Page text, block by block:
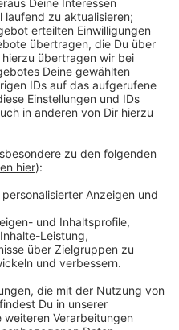
Mouhamed Dramé.
Realität fest, ohne sie
einen Blick, der
Die Szene ist
Holz des
Glasfenstern im
Ordnung, die
zu den Gefühlen
Foto ist ein
gesellschaftliche
sichtbar – und
Tragweite, die oft